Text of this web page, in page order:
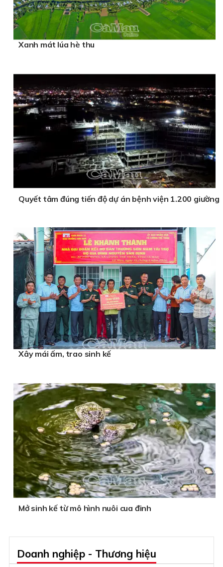
Xanh mát lúa hè thu
Quyết tâm đúng tiến độ dự án bệnh viện 1.200 giường
Xây mái ấm, trao sinh kế
Mở sinh kế từ mô hình nuôi cua đinh
Doanh nghiệp - Thương hiệu